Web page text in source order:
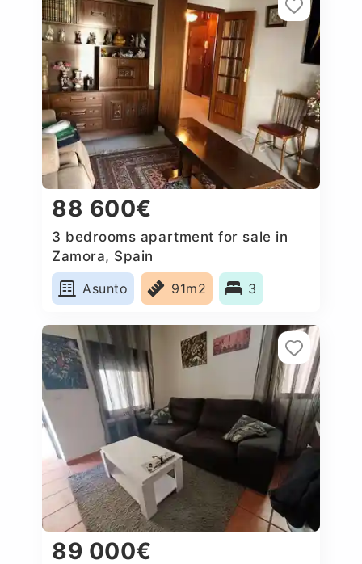
88 600€
3 bedrooms apartment for sale in
Zamora, Spain
Asunto
91m2 3
89 000€